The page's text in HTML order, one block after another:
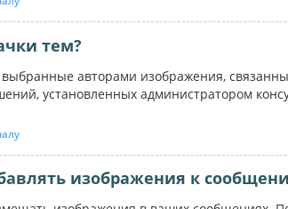
тем?
авторами изображения,
установленных администратором
изображения к